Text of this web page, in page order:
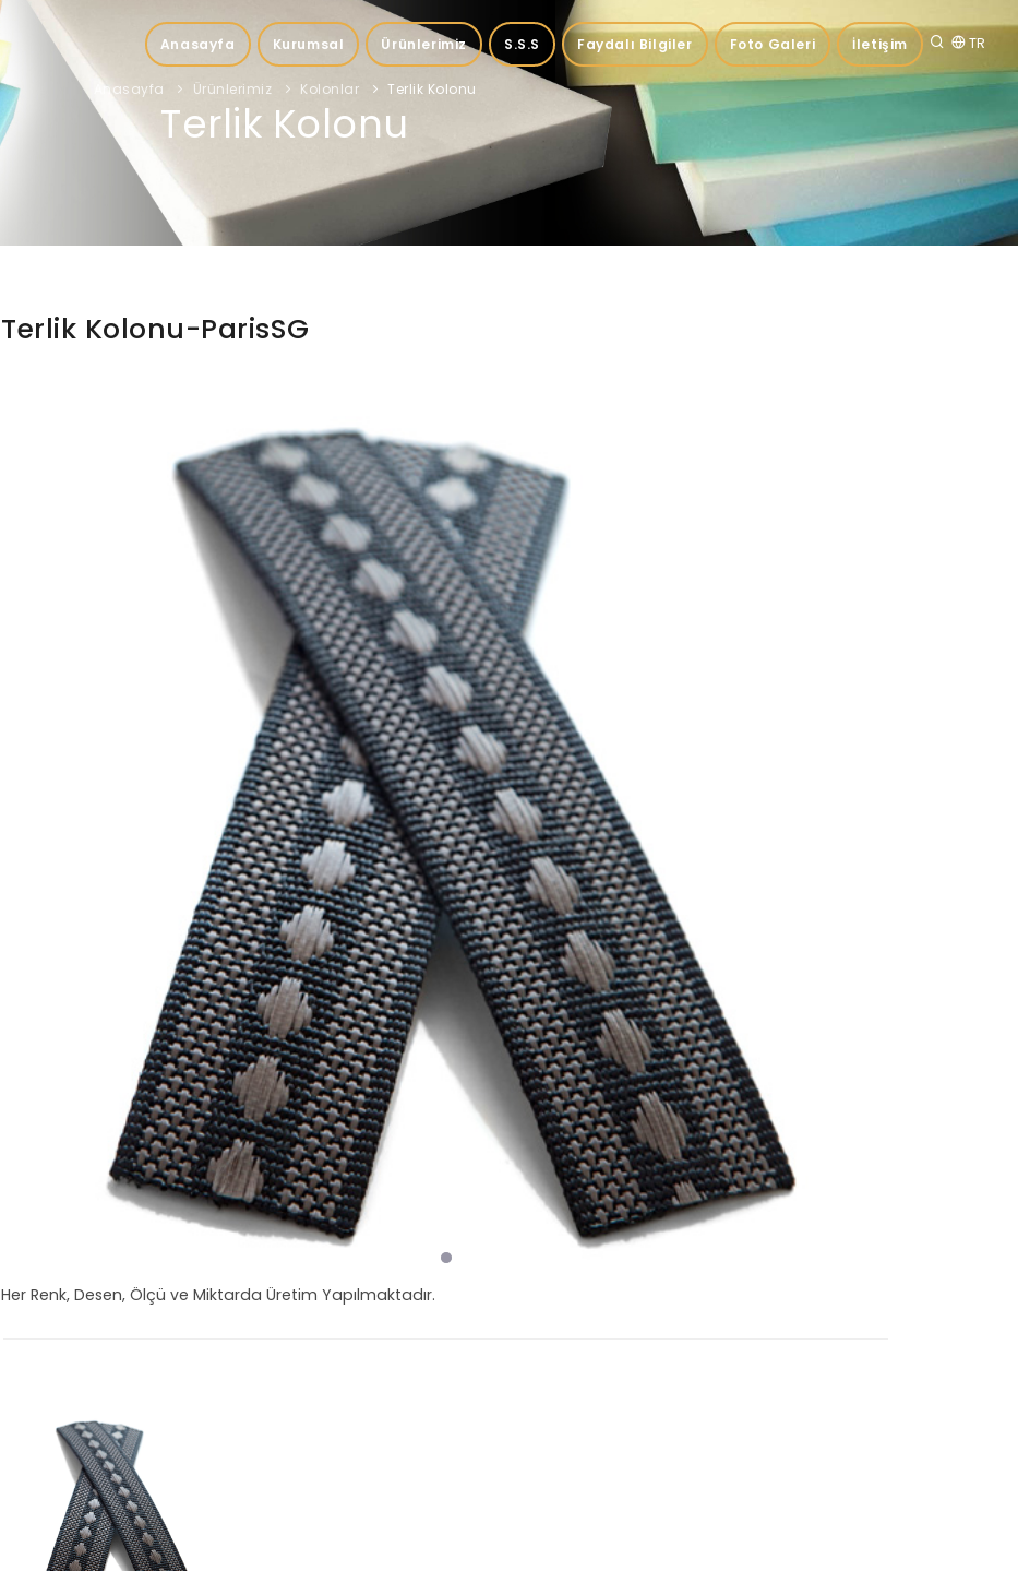
TR
Anasayfa Kurumsal Ürünlerimiz S.S.S Faydalı Bilgiler Foto Galeri İletişim
Anasayfa Ürünlerimiz Kolonlar Terlik Kolonu
Terlik Kolonu
Terlik Kolonu-ParisSG
Her Renk, Desen, Ölçü ve Miktarda Üretim Yapılmaktadır.